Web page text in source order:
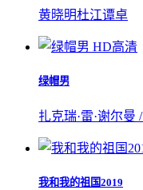
黄晓明杜江谭卓
HD高清
绿帽男
扎克瑞·雷·谢尔曼
我和我的祖国2019